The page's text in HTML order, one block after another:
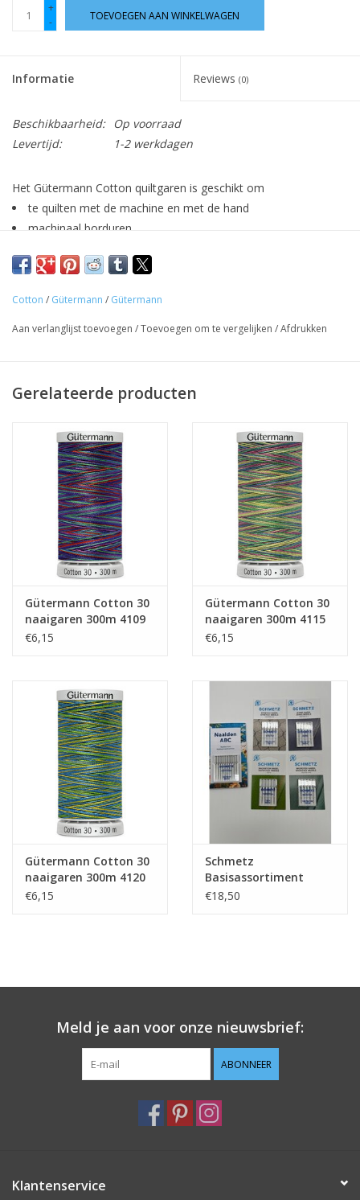
+
-
TOEVOEGEN AAN WINKELWAGEN
Informatie Reviews (0)
Beschikbaarheid:
Op voorraad
Levertijd:
1-2 werkdagen
Het Gütermann Cotton quiltgaren is geschikt om
te quilten met de machine en met de hand
machinaal borduren
Gebruik het garen op de naaimachine in combinatie met
topstitch naalden in dikte 80 of 90.
Samenstelling: 100% katoen
Cotton / Gütermann / Gütermann
Aan verlanglijst toevoegen /Toevoegen om te vergelijken /Afdrukken
Gerelateerde producten
Gütermann Cotton 30
naaigaren 300m 4109
€6,15
Gütermann Cotton 30
naaigaren 300m 4115
€6,15
Gütermann Cotton 30
naaigaren 300m 4120
€6,15
Schmetz
Basisassortiment
naalden
€18,50
Meld je aan voor onze nieuwsbrief:
ABONNEER
Klantenservice